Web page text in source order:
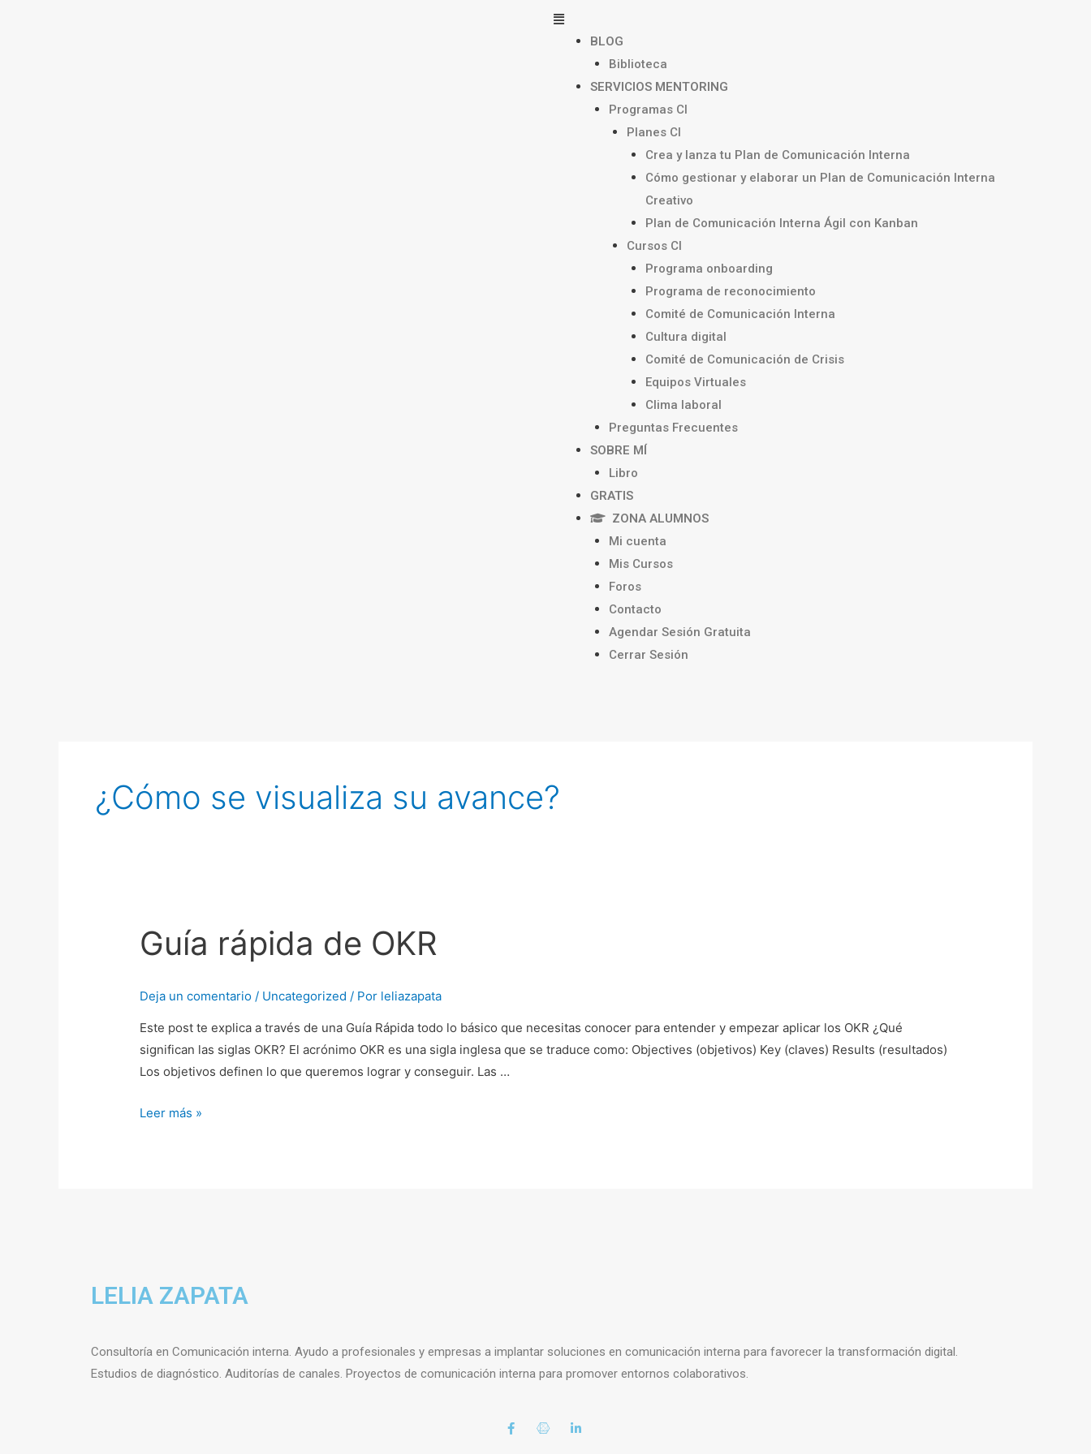
Menú
BLOG
Biblioteca
SERVICIOS MENTORING
Programas CI
Planes CI
Crea y lanza tu Plan de Comunicación Interna
Cómo gestionar y elaborar un Plan de Comunicación Interna
Creativo
Plan de Comunicación Interna Ágil con Kanban
Cursos CI
Programa onboarding
Programa de reconocimiento
Comité de Comunicación Interna
Cultura digital
Comité de Comunicación de Crisis
Equipos Virtuales
Clima laboral
Preguntas Frecuentes
SOBRE MÍ
Libro
GRATIS
ZONA ALUMNOS
Mi cuenta
Mis Cursos
Foros
Contacto
Agendar Sesión Gratuita
Cerrar Sesión
¿Cómo se visualiza su avance?
Guía rápida de OKR
Deja un comentario / Uncategorized / Por leliazapata
Este post te explica a través de una Guía Rápida todo lo básico que necesitas conocer para entender y empezar aplicar los OKR ¿Qué
significan las siglas OKR? El acrónimo OKR es una sigla inglesa que se traduce como: Objectives (objetivos) Key (claves) Results (resultados)
Los objetivos definen lo que queremos lograr y conseguir. Las …
Guía
rápida
OKR
Leer más »
LELIA ZAPATA
Consultoría en Comunicación interna. Ayudo a profesionales y empresas a implantar soluciones en comunicación interna para favorecer la transformación digital.
Estudios de diagnóstico. Auditorías de canales. Proyectos de comunicación interna para promover entornos colaborativos.